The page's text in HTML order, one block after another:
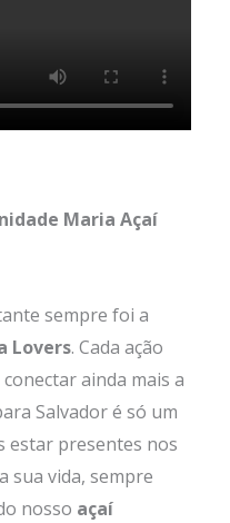
Maria Açaí
sempre foi a
Lovers. Cada ação
ainda mais a
Salvador é só um
estar presentes nos
sua vida, sempre
nosso açaí